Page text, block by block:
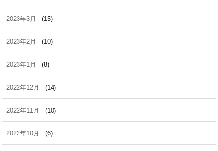
2023年3月 (15)
2023年2月 (10)
2023年1月 (8)
2022年12月 (14)
2022年11月 (10)
2022年10月 (6)